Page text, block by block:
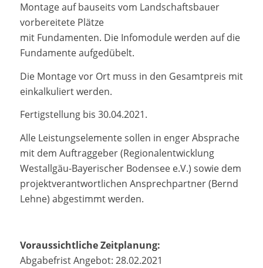
Montage auf bauseits vom Landschaftsbauer
vorbereitete Plätze
mit Fundamenten. Die Infomodule werden auf die
Fundamente aufgedübelt.
Die Montage vor Ort muss in den Gesamtpreis mit
einkalkuliert werden.
Fertigstellung bis 30.04.2021.
Alle Leistungselemente sollen in enger Absprache
mit dem Auftraggeber (Regionalentwicklung
Westallgäu-Bayerischer Bodensee e.V.) sowie dem
projektverantwortlichen Ansprechpartner (Bernd
Lehne) abgestimmt werden.
Voraussichtliche Zeitplanung:
Abgabefrist Angebot: 28.02.2021